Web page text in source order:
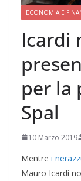
ECONOMIA E
Icardi
per la
Spal
10 Marzo 2019
Mentre i
Mauro Icardi